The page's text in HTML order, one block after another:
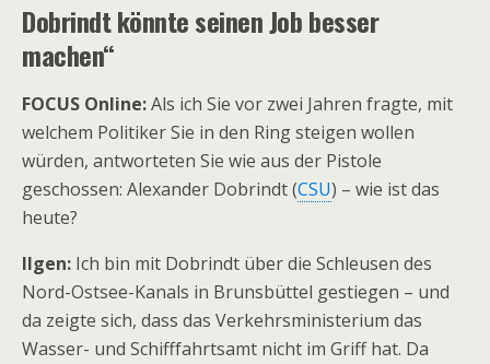
Dobrindt könnte seinen Job besser
machen“
FOCUS Online:Als ich Sie vor zwei Jahren fragte, mit
welchem Politiker Sie in den Ring steigen wollen
würden, antworteten Sie wie aus der Pistole
geschossen: Alexander Dobrindt (CSU) – wie ist das
heute?
Ilgen: Ich bin mit Dobrindt über die Schleusen des
Nord-Ostsee-Kanals in Brunsbüttel gestiegen – und
da zeigte sich, dass das Verkehrsministerium das
Wasser- und Schifffahrtsamt nicht im Griff hat. Da